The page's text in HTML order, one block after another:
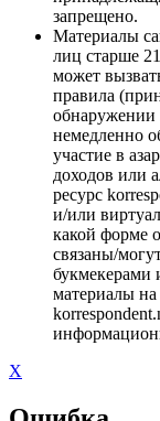
запрещено.
Материалы
лиц старше
может
правила
обнаружении
немедленно
участие в
доходов или
ресурс
и/или
какой форме
связаны/
букмекерами
материалы
X